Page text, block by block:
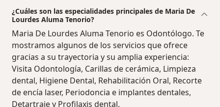
¿Cuáles son las especialidades principales de Maria De
Lourdes Aluma Tenorio?
Maria De Lourdes Aluma Tenorio es Odontólogo. Te
mostramos algunos de los servicios que ofrece
gracias a su trayectoria y su amplia experiencia:
Visita Odontología, Carillas de cerámica, Limpieza
dental, Higiene Dental, Rehabilitación Oral, Recorte
de encía laser, Periodoncia e implantes dentales,
Detartraje y Profilaxis dental.